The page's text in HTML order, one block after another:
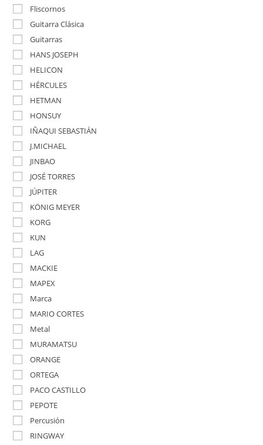
Fliscornos
Guitarra Clásica
Guitarras
HANS JOSEPH
HELICON
HÉRCULES
HETMAN
HONSUY
IÑAQUI SEBASTIÁN
J.MICHAEL
JINBAO
JOSÉ TORRES
JÚPITER
KÖNIG MEYER
KORG
KUN
LAG
MACKIE
MAPEX
Marca
MARIO CORTES
Metal
MURAMATSU
ORANGE
ORTEGA
PACO CASTILLO
PEPOTE
Percusión
RINGWAY